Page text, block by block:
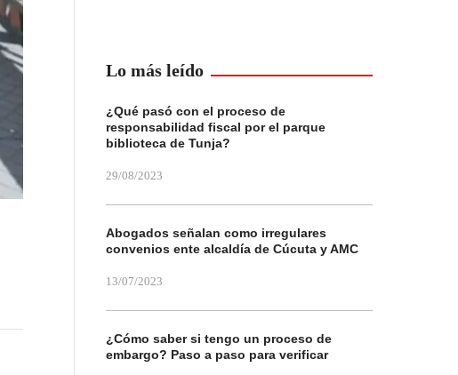
Lo más leído
¿Qué pasó con el proceso de
responsabilidad fiscal por el parque
biblioteca de Tunja?
29/08/2023
Abogados señalan como irregulares
convenios ente alcaldía de Cúcuta y AMC
13/07/2023
¿Cómo saber si tengo un proceso de
embargo? Paso a paso para verificar